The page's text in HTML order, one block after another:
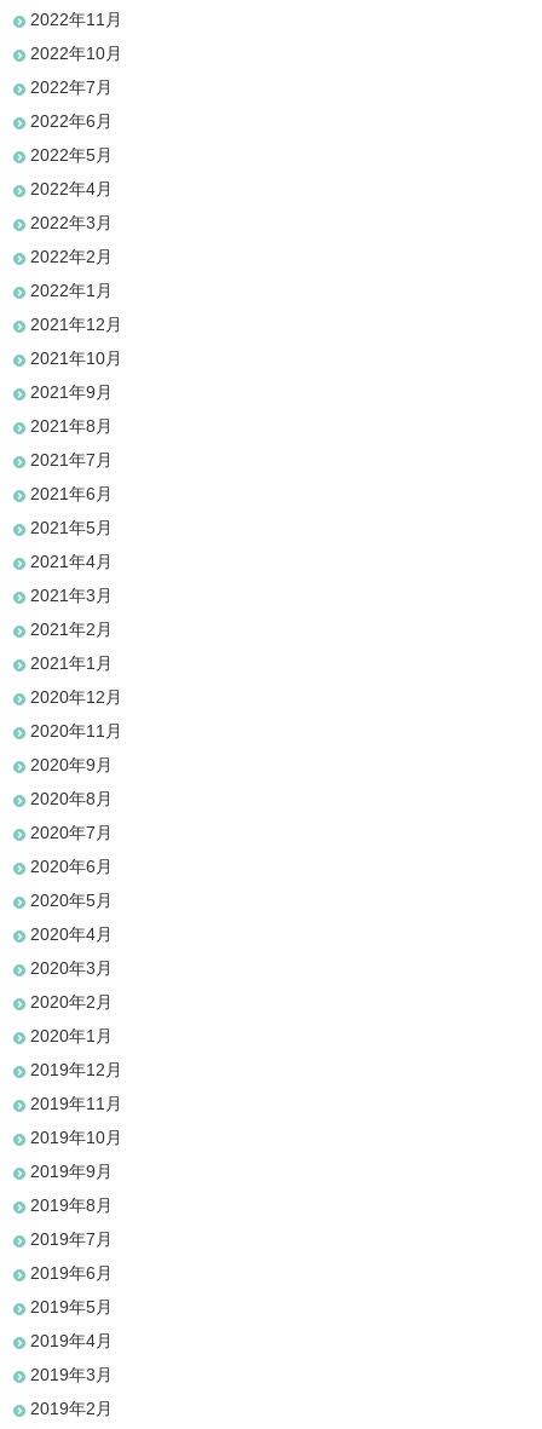
2022年11月
2022年10月
2022年7月
2022年6月
2022年5月
2022年4月
2022年3月
2022年2月
2022年1月
2021年12月
2021年10月
2021年9月
2021年8月
2021年7月
2021年6月
2021年5月
2021年4月
2021年3月
2021年2月
2021年1月
2020年12月
2020年11月
2020年9月
2020年8月
2020年7月
2020年6月
2020年5月
2020年4月
2020年3月
2020年2月
2020年1月
2019年12月
2019年11月
2019年10月
2019年9月
2019年8月
2019年7月
2019年6月
2019年5月
2019年4月
2019年3月
2019年2月